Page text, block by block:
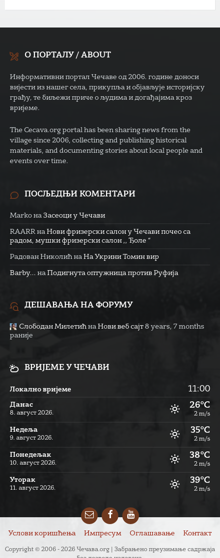
О ПОРТАЛУ / ABOUT
Информативни портал Чечаве од 2006. године доноси
вијести из нашег села, прикупља и објављује историјску
грађу, те биљежи приче о људима и догађајима кроз
вријеме.
The Cecava.org portal has been sharing news from the
village since 2006, collecting and publishing historical
materials, and documenting stories about local people and
events over time.
ПОСЉЕДЊИ КОМЕНТАРИ
Marko на Засеоци у Чечави
RAARR на Нови фризерски салон у Чечави почео са
радом, мушки фризерски салон ,, Ђоле “
Радован Николић на На Укрини Томин вир
Barby... на Подигнута оптужница против Руфија
ДЕШАВАЊА НА ФОРУМУ
Слободан Милетић на Нови веб сајт 8 years, 7 months
раније
ВРИЈЕМЕ У ЧЕЧАВИ
Локално вријеме 11:00
Данас
8. август 2026.
26°C
2 m/s
Недеља
9. август 2026.
35°C
2 m/s
Понедељак
10. август 2026.
38°C
2 m/s
Уторак
11. август 2026.
39°C
2 m/s
EmailFacebookYouTube
Услови коришћења Импресум Оглашавање Контакт
Copyright © 2006 - 2026 Чечава.org | Забрањено преузимање садржаја